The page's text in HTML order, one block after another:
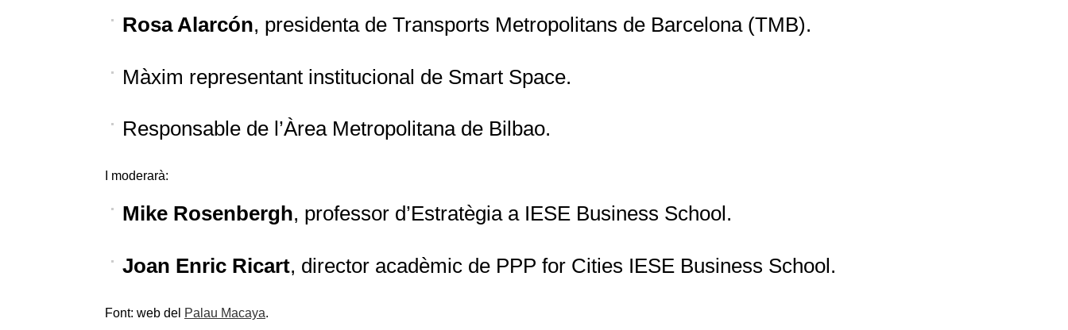
Rosa Alarcón, presidenta de Transports Metropolitans de Barcelona (TMB).
Màxim representant institucional de Smart Space.
Responsable de l’Àrea Metropolitana de Bilbao.
I moderarà:
Mike Rosenbergh, professor d’Estratègia a IESE Business School.
Joan Enric Ricart, director acadèmic de PPP for Cities IESE Business School.
Font: web del Palau Macaya.